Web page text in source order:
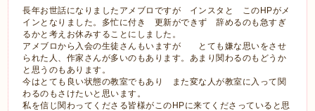
長年お世話になりましたアメブロですが インスタと このHPがメ
インとなりました。多忙に付き 更新ができず 辞めるのも急すぎ
るかと考えお休みすることにしました。
アメブロから入会の生徒さんもいますが とても嫌な思いをさせ
られた人、作家さんが多いのもあります。あまり関わるのもどうか
と思うのもあります。
今はとても良い状態の教室でもあり また変な人が教室に入って関
わるのもさけたいと思います。
私を信じ関わってくださる皆様がこのHPに来てくださっていると思